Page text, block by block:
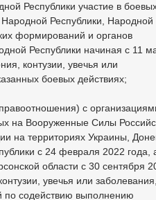
Республики участие в
Республики, Народной
формирований и органов
Республики начиная с 11
контузии, увечья или
боевых действиях;
с
на Вооруженные Силы
на территориях Украины,
с 24 февраля 2022 года,
области с 30 сентября
увечья или заболевания,
по содействию выполнению